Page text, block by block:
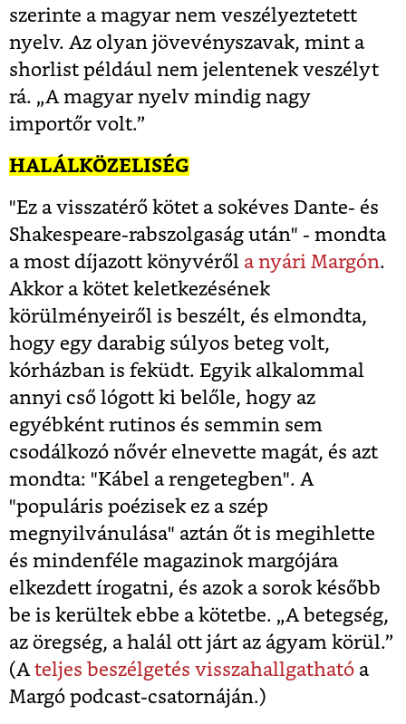
szerinte a magyar nem veszélyeztetett
nyelv. Az olyan jövevényszavak, mint a
shorlist például nem jelentenek veszélyt
rá. „A magyar nyelv mindig nagy
importőr volt.”
HALÁLKÖZELISÉG
"Ez a visszatérő kötet a sokéves Dante- és
Shakespeare-rabszolgaság után" - mondta
a most díjazott könyvéről a nyári Margón.
Akkor a kötet keletkezésének
körülményeiről is beszélt, és elmondta,
hogy egy darabig súlyos beteg volt,
kórházban is feküdt. Egyik alkalommal
annyi cső lógott ki belőle, hogy az
egyébként rutinos és semmin sem
csodálkozó nővér elnevette magát, és azt
mondta: "Kábel a rengetegben". A
"populáris poézisek ez a szép
megnyilvánulása" aztán őt is megihlette
és mindenféle magazinok margójára
elkezdett írogatni, és azok a sorok később
be is kerültek ebbe a kötetbe. „A betegség,
az öregség, a halál ott járt az ágyam körül.”
(Ateljes beszélgetés visszahallgatható a
Margó podcast-csatornáján.)